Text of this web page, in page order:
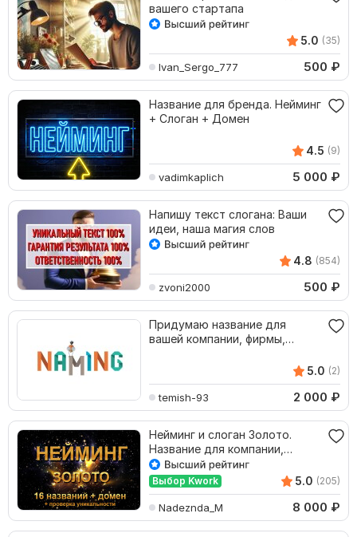
вашего стартапа
5.0 (35)
Ivan_Sergo_777 500 ₽
Название для бренда. Нейминг
+ Слоган + Домен
4.5 (9)
vadimkaplich 5 000 ₽
Напишу текст слогана: Ваши
идеи, наша магия слов
4.8 (854)
zvoni2000 500 ₽
Придумаю название для
вашей компании, фирмы,
5.0 (2)
temish-93 2 000 ₽
Нейминг и слоган Золото.
Название для компании,
маркетплейс
Выбор Kwork 5.0 (205)
Nadeznda_M 8 000 ₽